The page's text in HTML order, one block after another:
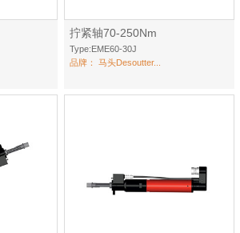
拧紧轴70-250Nm
Type:EME60-30J
品牌：马头Desoutter...